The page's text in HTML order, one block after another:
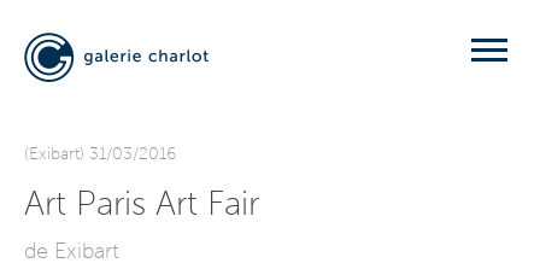
(Exibart) 31/03/2016
Art Paris Art Fair
de Exibart